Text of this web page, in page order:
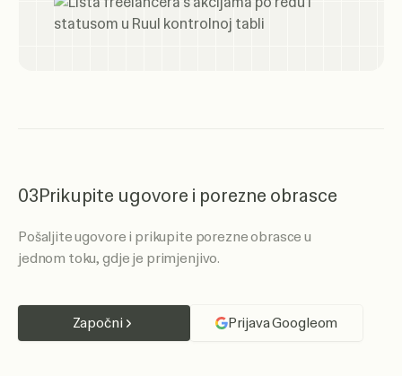
03Prikupite ugovore i porezne obrasce
Pošaljite ugovore i prikupite porezne obrasce u
jednom toku, gdje je primjenjivo.
Započni Prijava Googleom